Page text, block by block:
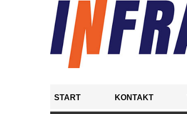
START KONTAKT